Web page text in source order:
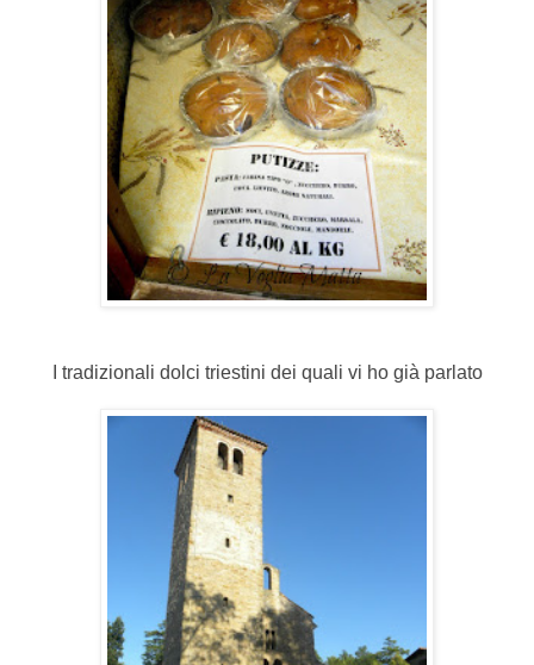
I tradizionali dolci triestini dei quali vi ho già parlato